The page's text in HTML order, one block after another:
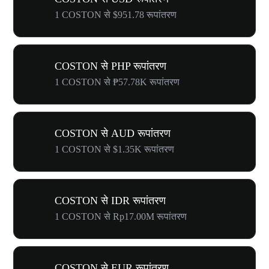
1 COSTON से $951.78 रूपांतरण
COSTON से PHP रूपांतरण
1 COSTON से ₱57.78K रूपांतरण
COSTON से AUD रूपांतरण
1 COSTON से $1.35K रूपांतरण
COSTON से IDR रूपांतरण
1 COSTON से Rp17.00M रूपांतरण